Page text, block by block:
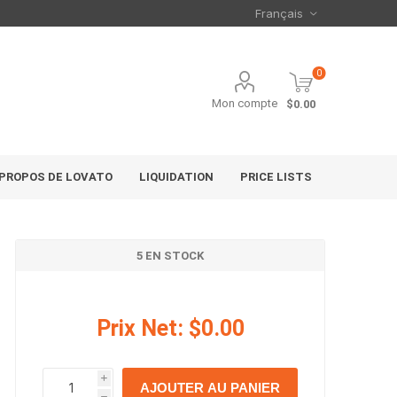
Mon compte
0
$0.00
DE LOVATO LIQUIDATION PRICE LISTS
5 EN STOCK
Prix Net: $0.00
i
AJOUTER AU PANIER